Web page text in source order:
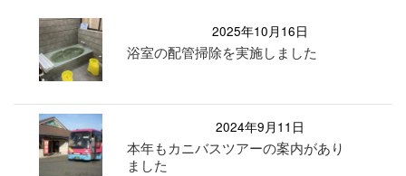
2025年10月16日
浴室の配管掃除を実施しました
2024年9月11日
本年もカニバスツアーの案内があり
ました